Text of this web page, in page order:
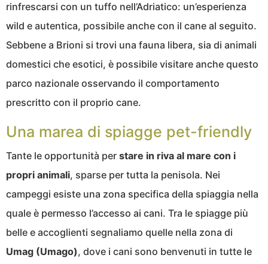
rinfrescarsi con un tuffo nell’Adriatico: un’esperienza
wild e autentica, possibile anche con il cane al seguito.
Sebbene a Brioni si trovi una fauna libera, sia di animali
domestici che esotici, è possibile visitare anche questo
parco nazionale osservando il comportamento
prescritto con il proprio cane.
Una marea di spiagge pet-friendly
Tante le opportunità per stare in riva al mare con i
propri animali, sparse per tutta la penisola. Nei
campeggi esiste una zona specifica della spiaggia nella
quale è permesso l’accesso ai cani. Tra le spiagge più
belle e accoglienti segnaliamo quelle nella zona di
Umag (Umago), dove i cani sono benvenuti in tutte le